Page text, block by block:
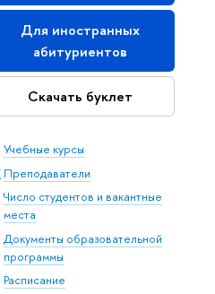
Для иностранных
абитуриентов
Скачать буклет
Учебные курсы
Преподаватели
Число студентов и вакантные
места
Документы образовательной
программы
Расписание